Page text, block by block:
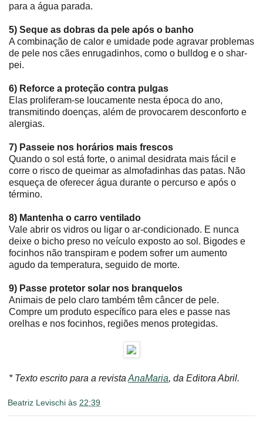
para a água parada.
5) Seque as dobras da pele após o banho
A combinação de calor e umidade pode agravar problemas
de pele nos cães enrugadinhos, como o bulldog e o shar-
pei.
6) Reforce a proteção contra pulgas
Elas proliferam-se loucamente nesta época do ano,
transmitindo doenças, além de provocarem desconforto e
alergias.
7) Passeie nos horários mais frescos
Quando o sol está forte, o animal desidrata mais fácil e
corre o risco de queimar as almofadinhas das patas. Não
esqueça de oferecer água durante o percurso e após o
término.
8) Mantenha o carro ventilado
Vale abrir os vidros ou ligar o ar-condicionado. E nunca
deixe o bicho preso no veículo exposto ao sol. Bigodes e
focinhos não transpiram e podem sofrer um aumento
agudo da temperatura, seguido de morte.
9) Passe protetor solar nos branquelos
Animais de pelo claro também têm câncer de pele.
Compre um produto específico para eles e passe nas
orelhas e nos focinhos, regiões menos protegidas.
* Texto escrito para a revista AnaMaria, da Editora Abril.
Beatriz Levischi às 22:39